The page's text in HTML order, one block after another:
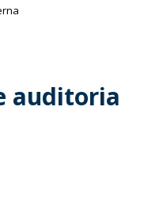
auditoria